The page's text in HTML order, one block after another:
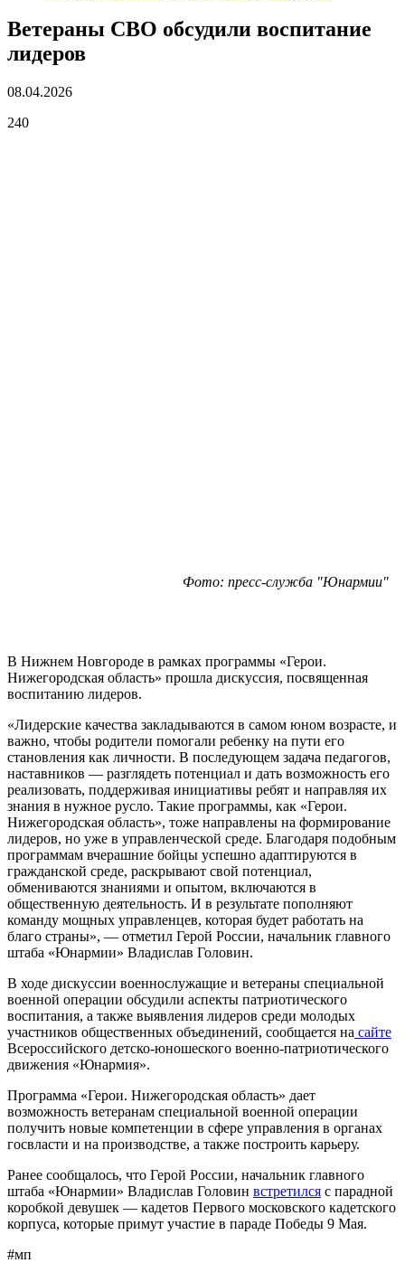
Ветераны СВО обсудили воспитание
лидеров
08.04.2026
240
Фото: пресс-служба "Юнармии"
В Нижнем Новгороде в рамках программы «Герои.
Нижегородская область» прошла дискуссия, посвященная
воспитанию лидеров.
«Лидерские качества закладываются в самом юном возрасте, и
важно, чтобы родители помогали ребенку на пути его
становления как личности. В последующем задача педагогов,
наставников — разглядеть потенциал и дать возможность его
реализовать, поддерживая инициативы ребят и направляя их
знания в нужное русло. Такие программы, как «Герои.
Нижегородская область», тоже направлены на формирование
лидеров, но уже в управленческой среде. Благодаря подобным
программам вчерашние бойцы успешно адаптируются в
гражданской среде, раскрывают свой потенциал,
обмениваются знаниями и опытом, включаются в
общественную деятельность. И в результате пополняют
команду мощных управленцев, которая будет работать на
благо страны», ― отметил Герой России, начальник главного
штаба «Юнармии» Владислав Головин.
В ходе дискуссии военнослужащие и ветераны специальной
военной операции обсудили аспекты патриотического
воспитания, а также выявления лидеров среди молодых
участников общественных объединений, сообщается на сайте
Всероссийского детско-юношеского военно-патриотического
движения «Юнармия».
Программа «Герои. Нижегородская область» дает
возможность ветеранам специальной военной операции
получить новые компетенции в сфере управления в органах
госвласти и на производстве, а также построить карьеру.
Ранее сообщалось, что Герой России, начальник главного
штаба «Юнармии» Владислав Головин встретился с парадной
коробкой девушек ― кадетов Первого московского кадетского
корпуса, которые примут участие в параде Победы 9 Мая.
#мп